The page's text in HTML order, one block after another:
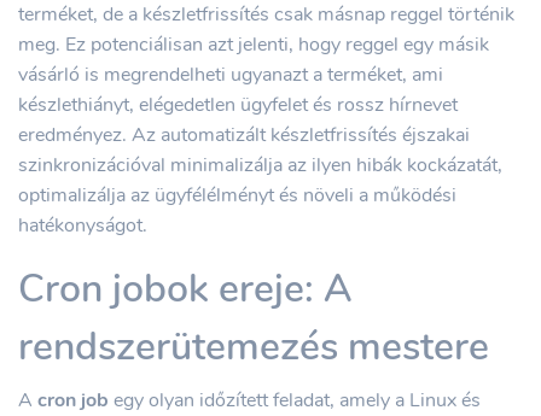
terméket, de a készletfrissítés csak másnap reggel történik
meg. Ez potenciálisan azt jelenti, hogy reggel egy másik
vásárló is megrendelheti ugyanazt a terméket, ami
készlethiányt, elégedetlen ügyfelet és rossz hírnevet
eredményez. Az automatizált készletfrissítés éjszakai
szinkronizációval minimalizálja az ilyen hibák kockázatát,
optimalizálja az ügyfélélményt és növeli a működési
hatékonyságot.
Cron jobok ereje: A
rendszerütemezés mestere
A cron job egy olyan időzített feladat, amely a Linux és